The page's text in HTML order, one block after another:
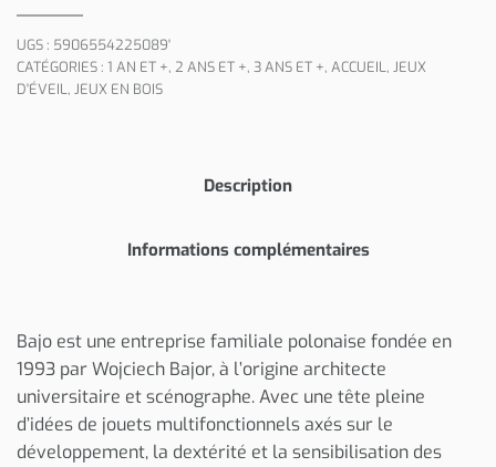
UGS : 5906554225089'
CATÉGORIES : 1 AN ET +, 2 ANS ET +, 3 ANS ET +, ACCUEIL, JEUX
D'ÉVEIL, JEUX EN BOIS
Description
Informations complémentaires
Bajo est une entreprise familiale polonaise fondée en
1993 par Wojciech Bajor, à l’origine architecte
universitaire et scénographe. Avec une tête pleine
d’idées de jouets multifonctionnels axés sur le
développement, la dextérité et la sensibilisation des